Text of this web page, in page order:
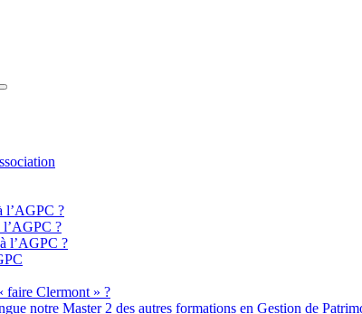
l’AGPC ?
l’AGPC ?
l’AGPC ?
faire Clermont » ?
notre Master 2 des autres formations en Gestion de